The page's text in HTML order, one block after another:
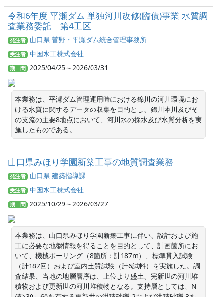
令和6年度 平瀬ダム 単独河川改修(臨債)事業 水質調
査業務委託 第4工区
発注者 山口県 菅野・平瀬ダム統合管理事務所
受注者 中国水工株式会社
期 間 2025/04/25～2026/03/31
本業務は、平瀬ダム管理運用時における錦川の河川環境にお
ける水質に関するデータの収集を目的とし、錦川本川及びそ
の支流の主要8地点において、河川水の採水及び水質分析を実
施したものである。
山口県みほり学園新築工事の地質調査業務
発注者 山口県 建築指導課
受注者 中国水工株式会社
期 間 2025/10/29～2026/03/27
本業務は、山口県みほり学園新築工事に伴い、設計および施
工に必要な地盤情報を得ることを目的として、計画箇所にお
いて、機械ボーリング（8箇所：計187m）、標準貫入試験
（計187回）および室内土質試験（計6試料）を実施した。調
査結果、当地の地層層序は、上位より盛土、完新世の河川堆
積物および更新世の河川堆積物となる。支持層としては、N